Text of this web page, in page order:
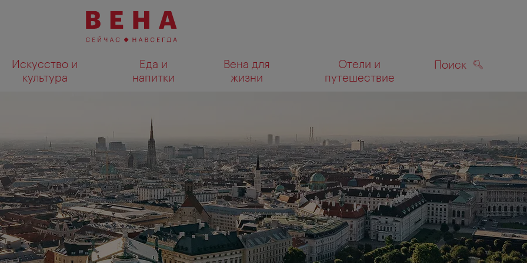
Искусство и
культура
Еда и
напитки
Вена для
жизни
Отели и
путешествие
Поиск